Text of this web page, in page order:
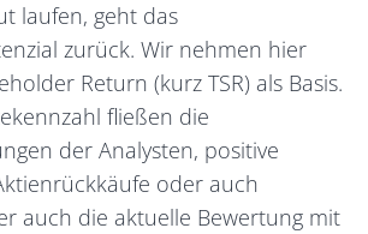
laufen, geht das
zurück. Wir nehmen hier
Return (kurz TSR) als Basis.
fließen die
der Analysten, positive
oder auch
auch die aktuelle Bewertung mit